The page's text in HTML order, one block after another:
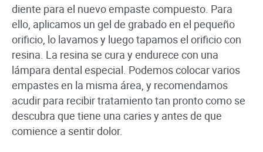
diente para el nuevo empaste compuesto. Para
ello, aplicamos un gel de grabado en el pequeño
orificio, lo lavamos y luego tapamos el orificio con
resina. La resina se cura y endurece con una
lámpara dental especial. Podemos colocar varios
empastes en la misma área, y recomendamos
acudir para recibir tratamiento tan pronto como se
descubra que tiene una caries y antes de que
comience a sentir dolor.